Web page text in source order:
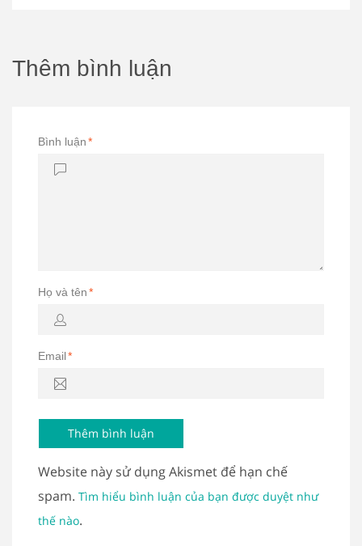
Thêm bình luận
Bình luận*
Họ và tên*
Email*
Website này sử dụng Akismet để hạn chế
spam. Tìm hiểu bình luận của bạn được duyệt như
thế nào.